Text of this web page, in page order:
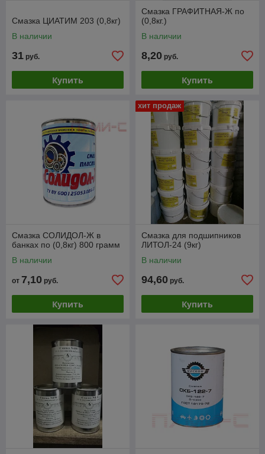
Смазка ЦИАТИМ 203 (0,8кг)
В наличии
31 руб.
Купить
Смазка ГРАФИТНАЯ-Ж по
(0,8кг.)
В наличии
8,20 руб.
Купить
Смазка СОЛИДОЛ-Ж в
банках по (0,8кг) 800 грамм
В наличии
от 7,10 руб.
Купить
хит продаж
Смазка для подшипников
ЛИТОЛ-24 (9кг)
В наличии
94,60 руб.
Купить